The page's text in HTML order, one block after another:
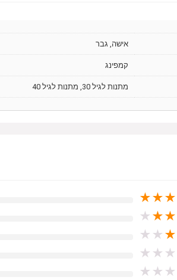
אישה, גבר
קמפינג
מתנות לגיל 30, מתנות לגיל 40
★
★
★
★
★
★
★
★
★
★
★
★
★
★
★